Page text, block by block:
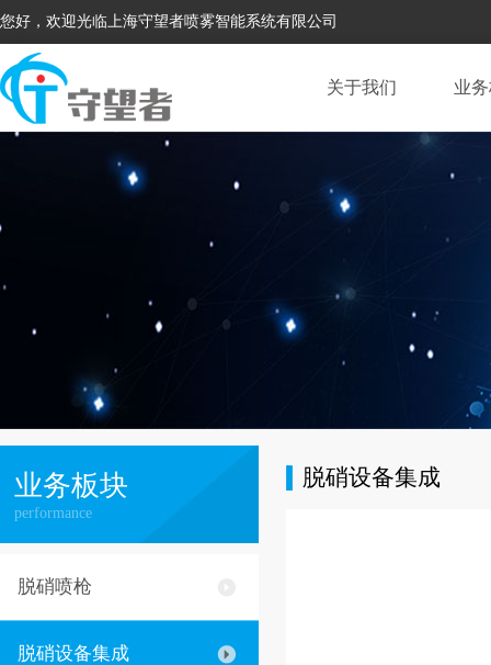
您好，欢迎光临上海守望者喷雾智能系统有限公司
关于我们 业
业务板块
performance
脱硝喷枪
脱硝设备集成
脱硝设备集成